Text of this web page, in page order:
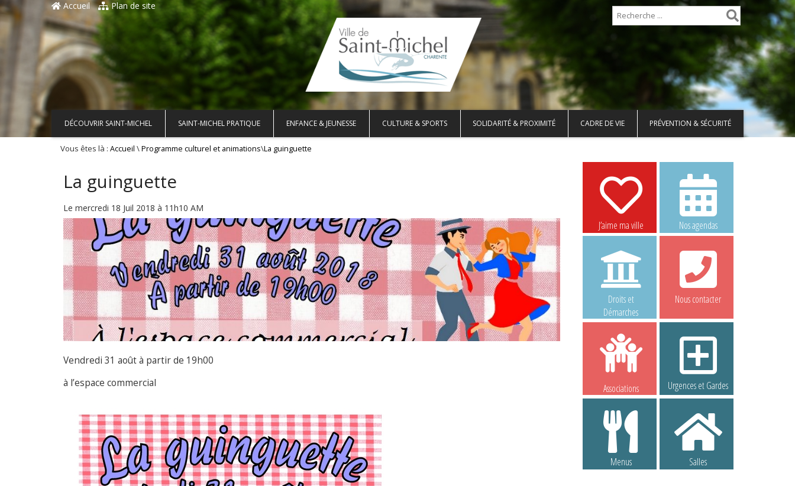
Accueil Plan de site
DÉCOUVRIR SAINT-MICHEL SAINT-MICHEL PRATIQUE ENFANCE & JEUNESSE CULTURE & SPORTS SOLIDARITÉ & PROXIMITÉ CADRE DE VIE PRÉVENTION & SÉCURITÉ
Vous êtes là : Accueil \Programme culturel et animations\La guinguette
La guinguette
Le mercredi 18 Juil 2018 à 11h10 AM
Vendredi 31 août à partir de 19h00
à l’espace commercial
J’aime ma ville Nos agendas
Droits et
Démarches
Nous contacter
Associations Urgences et Gardes
Menus Salles